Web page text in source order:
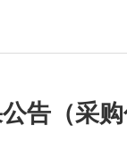
告（采购